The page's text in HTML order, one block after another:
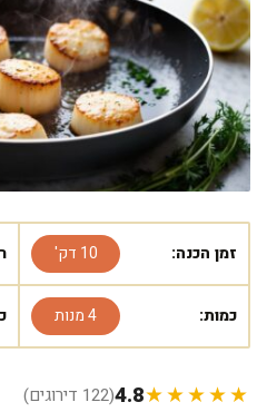
זמן הכנה: 10 דק'
כמות: 4 מנות
★★★★★
4.8(122 דירוגים)